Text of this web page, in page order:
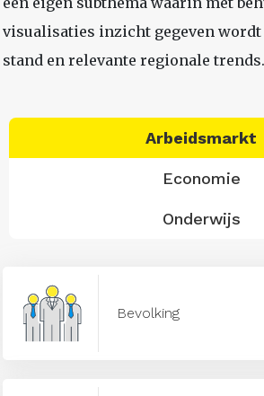
visualisaties inzicht gegeven wordt
stand en relevante regionale trends.
Arbeidsmarkt
Economie
Onderwijs
Bevolking